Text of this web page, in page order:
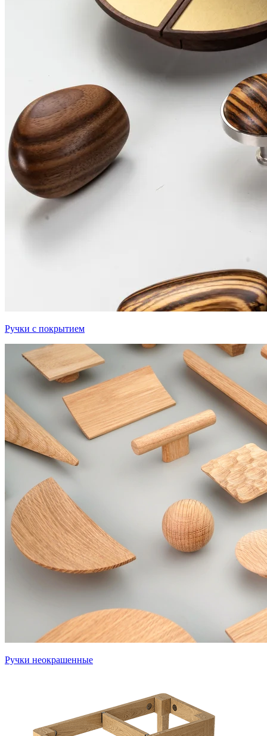
Ручки с покрытием
Ручки неокрашенные